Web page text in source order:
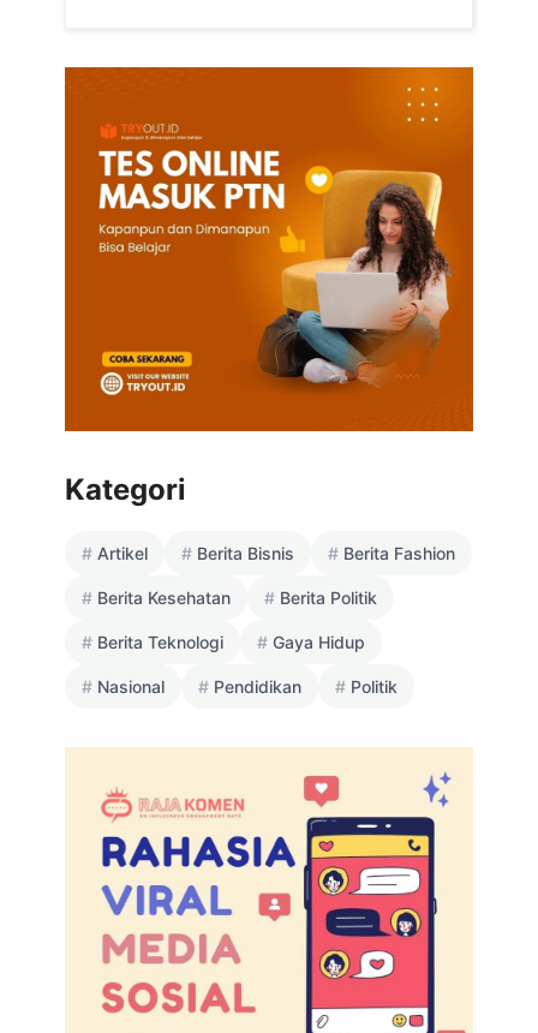
Kategori
Artikel Berita Bisnis Berita Fashion
Berita Kesehatan Berita Politik
Berita Teknologi Gaya Hidup
Nasional Pendidikan Politik